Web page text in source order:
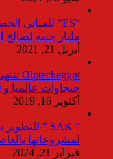
مليار جنيه لصالح
أبريل 21, 2021
جيجاوات عالميا و 280 ميجاوات ببنبان
أكتوبر 16, 2019
لمشروعاتها
فبراير 21, 2024